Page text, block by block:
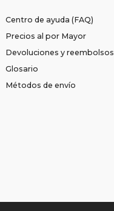
Centro de ayuda (FAQ)
Precios al por Mayor
Devoluciones y reembolsos
Glosario
Métodos de envío